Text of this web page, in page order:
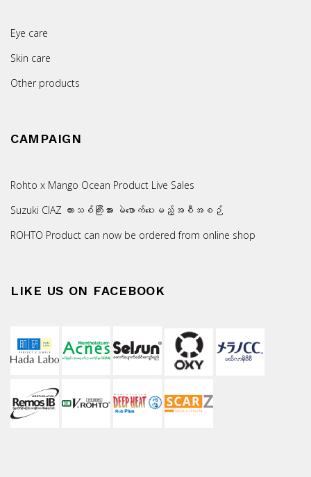
Eye care
Skin care
Other products
CAMPAIGN
Rohto x Mango Ocean Product Live Sales
Suzuki CIAZ ကားသစ်ကြီးအား မဲဖောက်ပေးမည့်အစီအစဉ်
ROHTO Product can now be ordered from online shop
LIKE US ON FACEBOOK